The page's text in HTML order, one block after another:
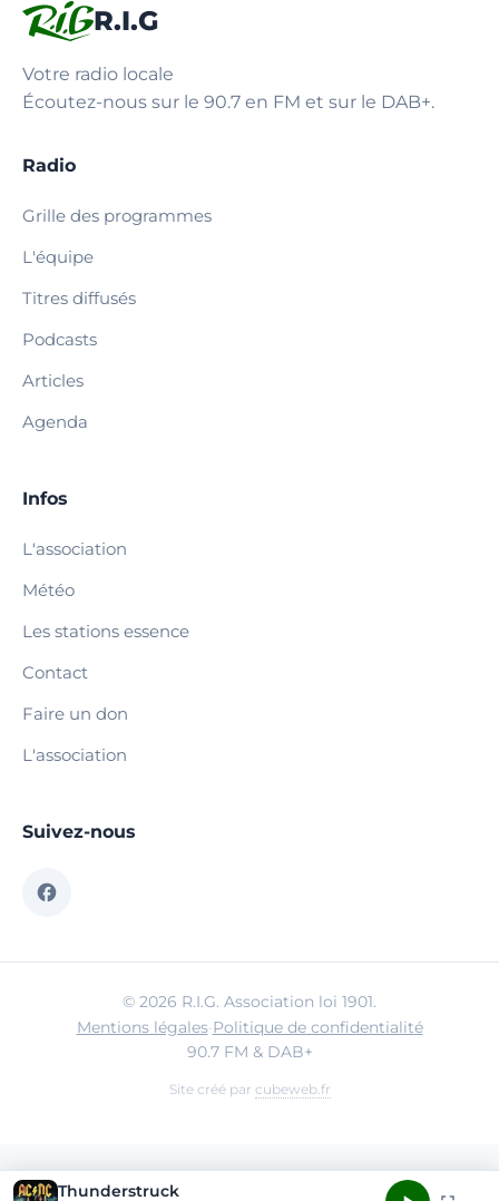
R.I.G
Votre radio locale
Écoutez-nous sur le 90.7 en FM et sur le DAB+.
Radio
Grille des programmes
L'équipe
Titres diffusés
Podcasts
Articles
Agenda
Infos
L'association
Météo
Les stations essence
Contact
Faire un don
L'association
Suivez-nous
© 2026 R.I.G. Association loi 1901.
Mentions légales·Politique de confidentialité
90.7 FM & DAB+
Site créé par cubeweb.fr
Thunderstruck